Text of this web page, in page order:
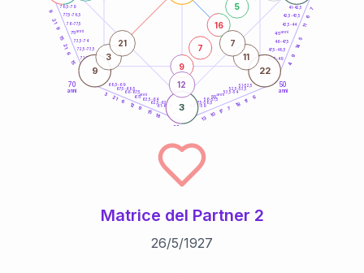
50
anni
60
70
anni
41-42,5
42,5-43,5
43,5-44
46-47,5
47,5-48,5
48,5-49
51-52,5
52,5-53,5
53,5-54
56-57,5
57,5-58,5
58,5-59
61-62,5
62,5-63,5
63,5-64
66-67,5
67,5-68,5
68,5-69
71-72,5
72,5-73,5
73,5-74
76-77,5
77,5-78,5
78,5-79 7
6
11
5
14
9
4
6
11
18
7
17
10
13
18
15
9
12
6
21
3
15
6
21
15
9
21
9
3
9 22
9
7
16
5
12
3
21
11
7
45anni
55anni
65anni
75anni
Matrice del Partner 2
26/5/1927